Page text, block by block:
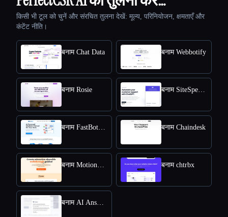
किसी भी टूल को चुनें और संरचित तुलना देखें: मूल्य, परिनियोजन, क्षमताएँ और
कंटेंट नीति।
बनाम Chat Data बनाम Webbotify
बनाम Rosie बनाम SiteSpeakAI
बनाम FastBots.ai बनाम Chaindesk
बनाम MotionShot बनाम chtrbx
बनाम AI Answers by Cohere